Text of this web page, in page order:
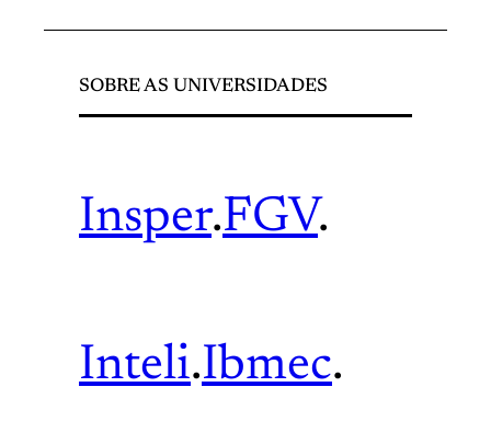
SOBRE AS UNIVERSIDADES
Insper.FGV.
Inteli.Ibmec.